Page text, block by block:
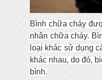
Bình chữa cháy
nhân chữa cháy.
loại khác sử dụng
khác nhau, do đó,
bình.